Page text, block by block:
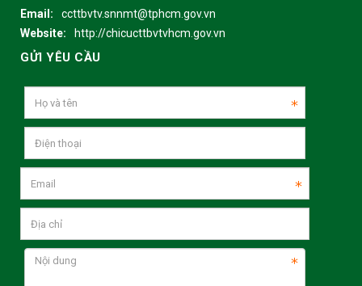
Email:
ccttbvtv.snnmt@tphcm.gov.vn
Website:
http://chicucttbvtvhcm.gov.vn
GỬI YÊU CẦU